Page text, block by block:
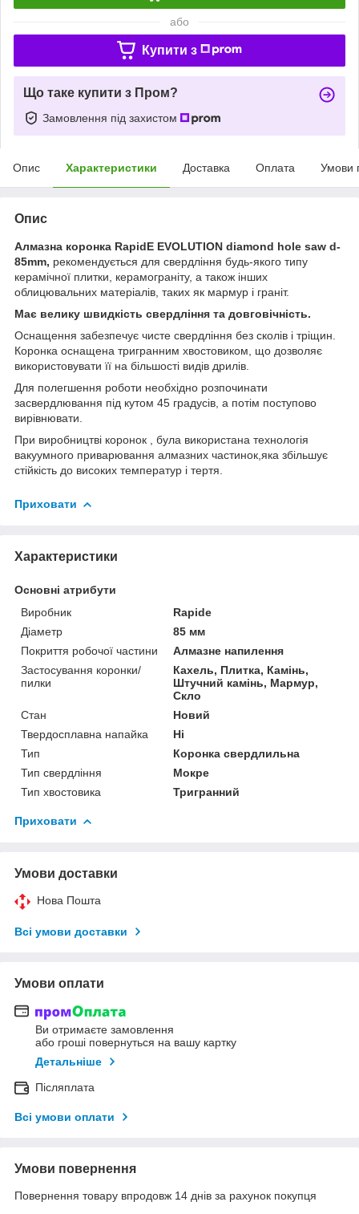
або
Купити з
Що таке купити з Пром?
Замовлення під захистом
Опис Характеристики Доставка Оплата Умови
Опис
Алмазна коронка RapidE EVOLUTION diamond hole saw d-
85mm, рекомендується для свердління будь-якого типу
керамічної плитки, керамограніту, а також інших
облицювальних матеріалів, таких як мармур і граніт.
Має велику швидкість свердління та довговічність.
Оснащення забезпечує чисте свердління без сколів і тріщин.
Коронка оснащена тригранним хвостовиком, що дозволяє
використовувати її на більшості видів дрилів.
Для полегшення роботи необхідно розпочинати
засвердлювання під кутом 45 градусів, а потім поступово
вирівнювати.
При виробництві коронок , була використана технологія
вакуумного приварювання алмазних частинок,яка збільшує
стійкість до високих температур і тертя.
Приховати
Характеристики
Основні атрибути
Виробник
Rapide
Діаметр
85 мм
Покриття робочої частини
Алмазне напилення
Застосування коронки/
пилки
Кахель, Плитка, Камінь,
Штучний камінь, Мармур,
Скло
Стан
Новий
Твердосплавна напайка
Ні
Тип
Коронка свердлильна
Тип свердління
Мокре
Тип хвостовика
Тригранний
Приховати
Умови доставки
Нова Пошта
Всі умови доставки
Умови оплати
Ви отримаєте замовлення
або гроші повернуться на вашу картку
Детальніше
Післяплата
Всі умови оплати
Умови повернення
Повернення товару впродовж 14 днів за рахунок покупця